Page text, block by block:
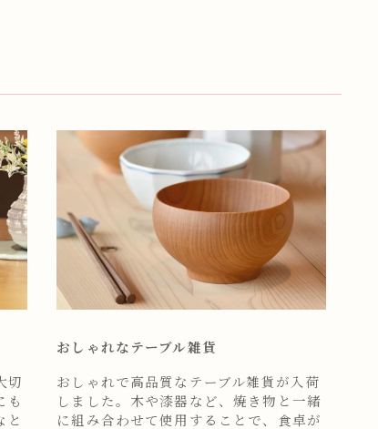
切
も
と
おしゃれなテーブル雑貨
おしゃれで高品質なテーブル雑貨が入荷
しました。木や漆器など、焼き物と一緒
に組み合わせて使用することで、食卓が